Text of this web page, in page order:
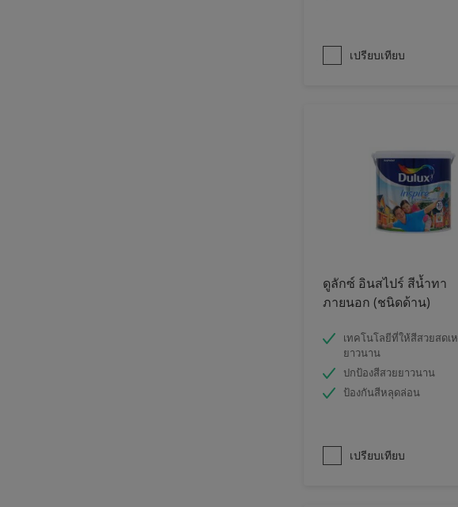
เปรียบเทียบ
ดูลักซ์ อินสไปร์ สีน้ำทา
ภายนอก (ชนิดด้าน)
เทคโนโลยีที่ให้สีสวยสดเ
ยาวนาน
ปกป้องสีสวยยาวนาน
ป้องกันสีหลุดล่อน
เปรียบเทียบ